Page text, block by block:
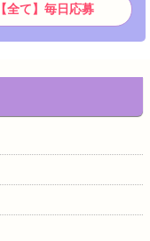
【全て】毎日応募